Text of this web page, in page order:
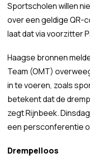
Sportscholen willen
over een geldige QR-
laat dat via voorzitter
Haagse bronnen
Team (OMT)
in te voeren, zoals
betekent dat de
zegt Rijnbeek.
een persconferentie
Drempelloos